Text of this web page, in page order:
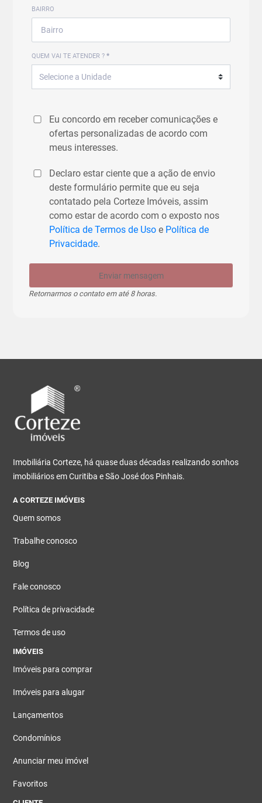
BAIRRO
QUEM VAI TE ATENDER ?*
Eu concordo em receber comunicações e
ofertas personalizadas de acordo com
meus interesses.
Declaro estar ciente que a ação de envio
deste formulário permite que eu seja
contatado pela Corteze Imóveis, assim
como estar de acordo com o exposto nos
Política de Termos de Uso e Política de
Privacidade.
Enviar mensagem
Retornarmos o contato em até 8 horas.
Imobiliária Corteze, há quase duas décadas realizando sonhos
imobiliários em Curitiba e São José dos Pinhais.
A CORTEZE IMÓVEIS
Quem somos
Trabalhe conosco
Blog
Fale conosco
Política de privacidade
Termos de uso
IMÓVEIS
Imóveis para comprar
Imóveis para alugar
Lançamentos
Condomínios
Anunciar meu imóvel
Favoritos